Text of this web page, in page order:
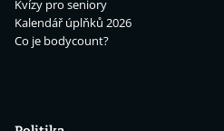
Kvízy pro seniory
Kalendář úplňků 2026
Co je bodycount?